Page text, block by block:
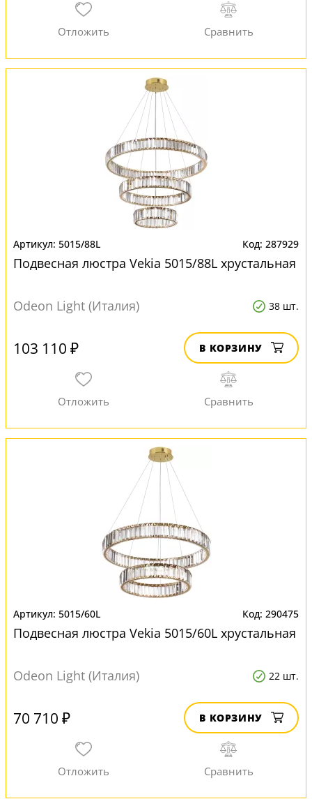
5015/88L 287929
Подвесная люстра Vekia 5015/88L хрустальная
Odeon Light (Италия) 38 шт.
103 110 ₽ В КОРЗИНУ
5015/60L 290475
Подвесная люстра Vekia 5015/60L хрустальная
Odeon Light (Италия) 22 шт.
70 710 ₽ В КОРЗИНУ